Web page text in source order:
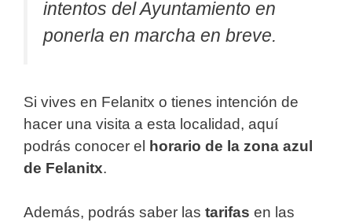
intentos del Ayuntamiento en
ponerla en marcha en breve.
Si vives en Felanitx o tienes intención de
hacer una visita a esta localidad, aquí
podrás conocer el horario de la zona azul
de Felanitx.
Además, podrás saber las tarifas en las